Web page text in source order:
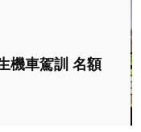
機車駕訓 名額